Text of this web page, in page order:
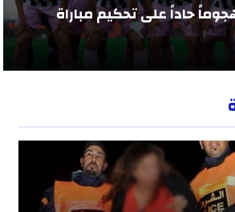
حاداً على تحكيم مباراة